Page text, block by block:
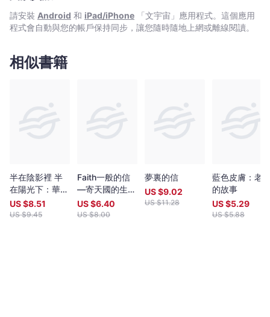
請安裝 Android 和 iPad/iPhone 「文宇宙」應用程式。這個應用
程式會自動與您的帳戶保持同步，讓您隨時隨地上網或離線閱讀。
相似書籍
半在陰影裡 半
在陽光下：華文
環境文選
US $8.51
US $9.45
Faith一般的信
—寄天國的生命
師傅
US $6.40
US $8.00
夢裏的信
US $9.02
US $11.28
藍色皮膚：老
的故事
US $5.29
US $5.88